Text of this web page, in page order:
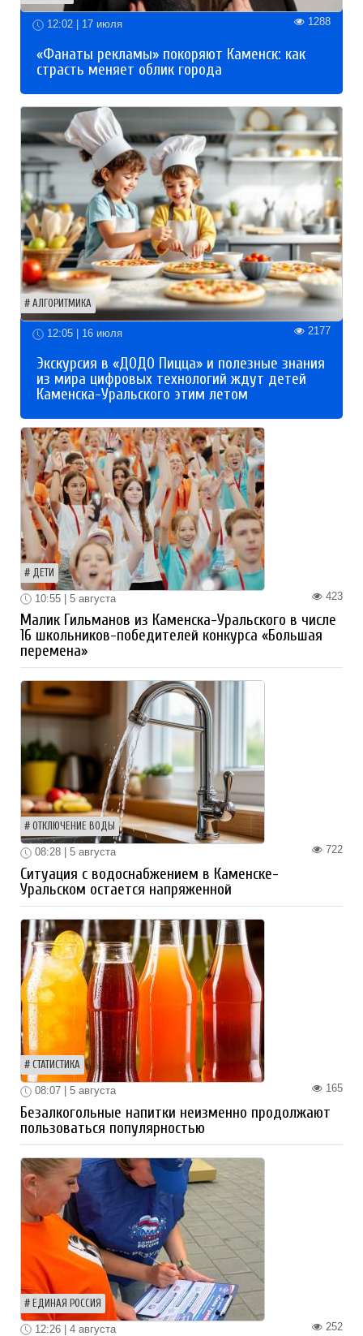
12:02 | 17 июля 1288
«Фанаты рекламы» покоряют Каменск: как
страсть меняет облик города
АЛГОРИТМИКА
12:05 | 16 июля 2177
Экскурсия в «ДОДО Пицца» и полезные знания
из мира цифровых технологий ждут детей
Каменска-Уральского этим летом
ДЕТИ
423
10:55 | 5 августа
Малик Гильманов из Каменска-Уральского в числе
16 школьников-победителей конкурса «Большая
перемена»
ОТКЛЮЧЕНИЕ ВОДЫ
722
08:28 | 5 августа
Ситуация с водоснабжением в Каменске-
Уральском остается напряженной
СТАТИСТИКА
165
08:07 | 5 августа
Безалкогольные напитки неизменно продолжают
пользоваться популярностью
ЕДИНАЯ РОССИЯ
252
12:26 | 4 августа